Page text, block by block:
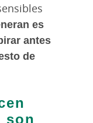
es
antes
de
son